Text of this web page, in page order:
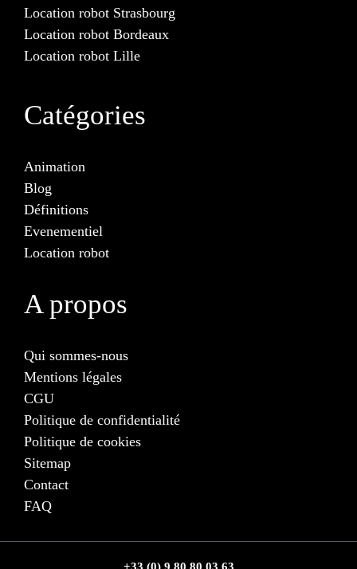
Location robot Strasbourg
Location robot Bordeaux
Location robot Lille
Catégories
Animation
Blog
Définitions
Evenementiel
Location robot
A propos
Qui sommes-nous
Mentions légales
CGU
Politique de confidentialité
Politique de cookies
Sitemap
Contact
FAQ
+33 (0) 9 80 80 03 63